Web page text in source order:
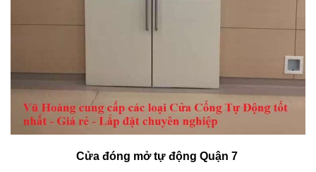
Cửa đóng mở tự động Quận 7